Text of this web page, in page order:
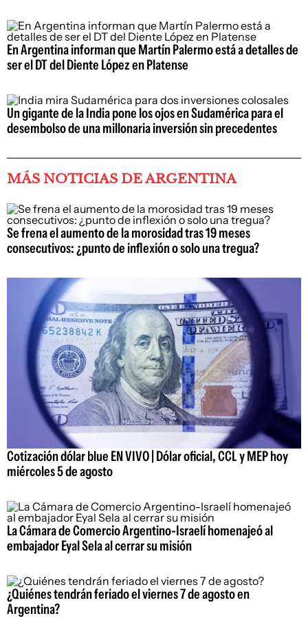
En Argentina informan que Martín Palermo está a detalles de
ser el DT del Diente López en Platense
Un gigante de la India pone los ojos en Sudamérica para el
desembolso de una millonaria inversión sin precedentes
MÁS NOTICIAS DE ARGENTINA
Se frena el aumento de la morosidad tras 19 meses
consecutivos: ¿punto de inflexión o solo una tregua?
Cotización dólar blue EN VIVO | Dólar oficial, CCL y MEP hoy
miércoles 5 de agosto
La Cámara de Comercio Argentino-Israelí homenajeó al
embajador Eyal Sela al cerrar su misión
¿Quiénes tendrán feriado el viernes 7 de agosto en
Argentina?